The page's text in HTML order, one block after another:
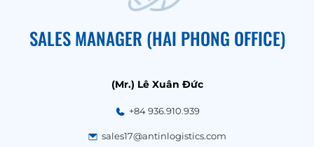
SALES MANAGER (HAI PHONG OFFICE)
(Mr.) Lê Xuân Đức
+84 936.910.939
sales17@antinlogistics.com